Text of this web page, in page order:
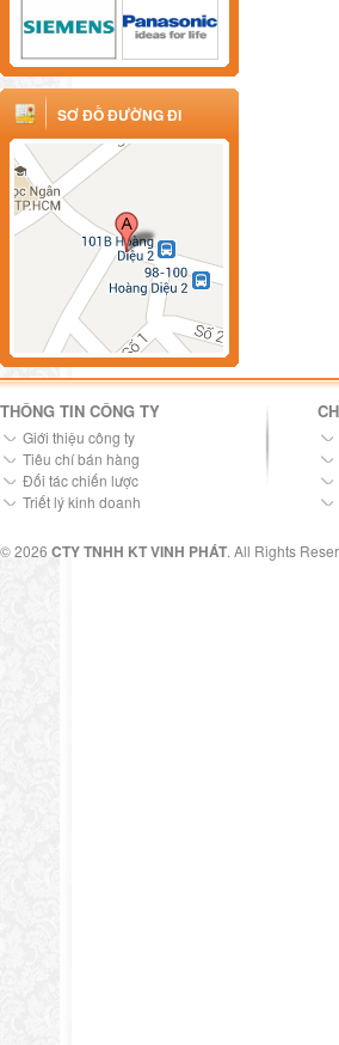
SƠ ĐỒ ĐƯỜNG ĐI
THÔNG TIN CÔNG TY
Giới thiệu công ty
Tiêu chí bán hàng
Đối tác chiến lược
Triết lý kinh doanh
© 2026 CTY TNHH KT VINH PHÁT. All Rights